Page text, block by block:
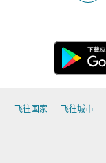
飞往国家 | 飞往城市 |